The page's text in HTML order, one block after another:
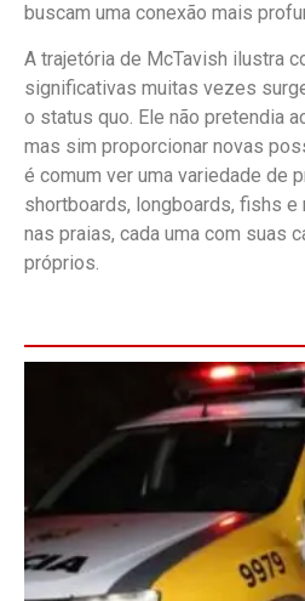
buscam uma conexão mais
A trajetória de McTavish ilustra
significativas muitas vezes
o status quo. Ele não pretendia
mas sim proporcionar novas
é comum ver uma variedade de
shortboards, longboards, fishs
nas praias, cada uma com suas
próprios.